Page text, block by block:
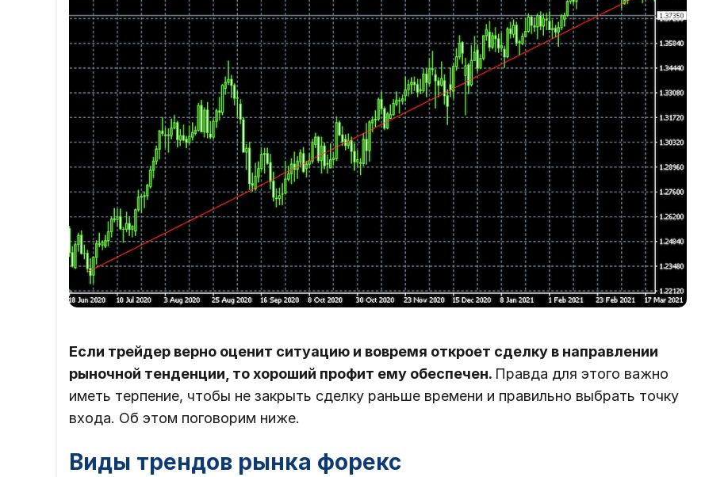
Если трейдер верно оценит ситуацию и вовремя откроет сделку в направлении
рыночной тенденции, то хороший профит ему обеспечен. Правда для этого важно
иметь терпение, чтобы не закрыть сделку раньше времени и правильно выбрать точку
входа. Об этом поговорим ниже.
Виды трендов рынка форекс